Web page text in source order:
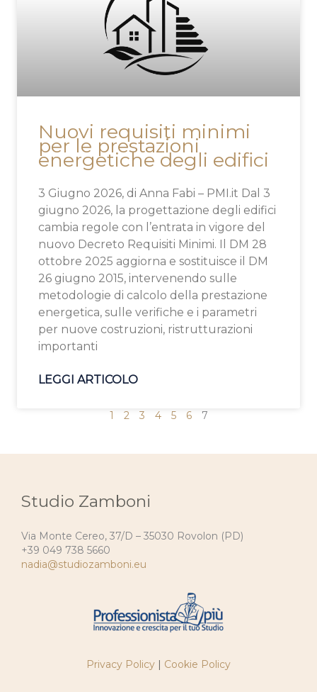
Nuovi requisiti minimi
per le prestazioni
energetiche degli edifici
3 Giugno 2026, di Anna Fabi – PMI.it Dal 3
giugno 2026, la progettazione degli edifici
cambia regole con l’entrata in vigore del
nuovo Decreto Requisiti Minimi. Il DM 28
ottobre 2025 aggiorna e sostituisce il DM
26 giugno 2015, intervenendo sulle
metodologie di calcolo della prestazione
energetica, sulle verifiche e i parametri
per nuove costruzioni, ristrutturazioni
importanti
LEGGI ARTICOLO
1 2 3 4 5 6 7
Studio Zamboni
Via Monte Cereo, 37/D – 35030 Rovolon (PD)
+39 049 738 5660
nadia@studiozamboni.eu
Privacy Policy | Cookie Policy